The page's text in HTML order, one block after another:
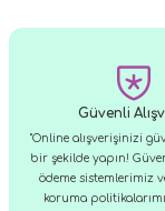
Görüş ve
Ürün resmi
Ürün
Ürün
Güvenli
"Online alışverişinizi
bir şekilde yapın!
ödeme sistemlerimiz
koruma